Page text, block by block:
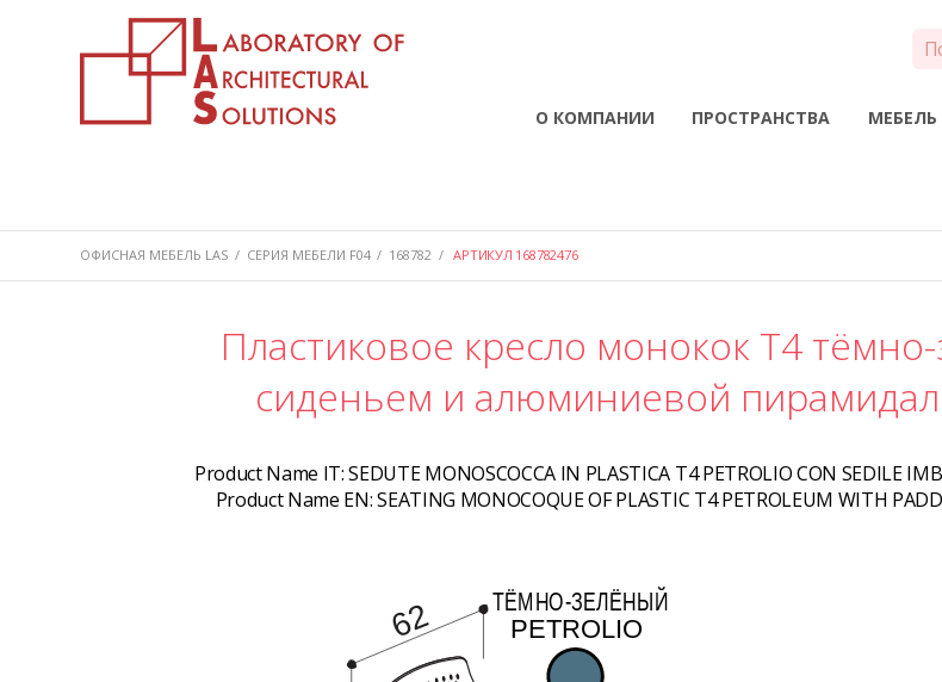
О КОМПАНИИ ПРОСТРАНСТВА
ОФИСНАЯ МЕБЕЛЬ LAS / СЕРИЯ МЕБЕЛИ F04 / 168782 / АРТИКУЛ 168782476
Пластиковое кресло монокок T4
сиденьем и алюминиевой
Product Name IT:SEDUTE MONOSCOCCA IN PLASTICA T4 PETROLIO CON SEDILE
Product Name EN:SEATING MONOCOQUE OF PLASTIC T4 PETROLEUM WITH